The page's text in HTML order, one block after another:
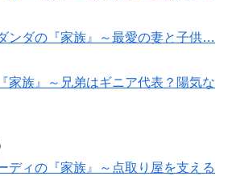
ンダの『家族』～最愛の妻と子供…
家族』～兄弟はギニア代表？陽気な
ディの『家族』～点取り屋を支える